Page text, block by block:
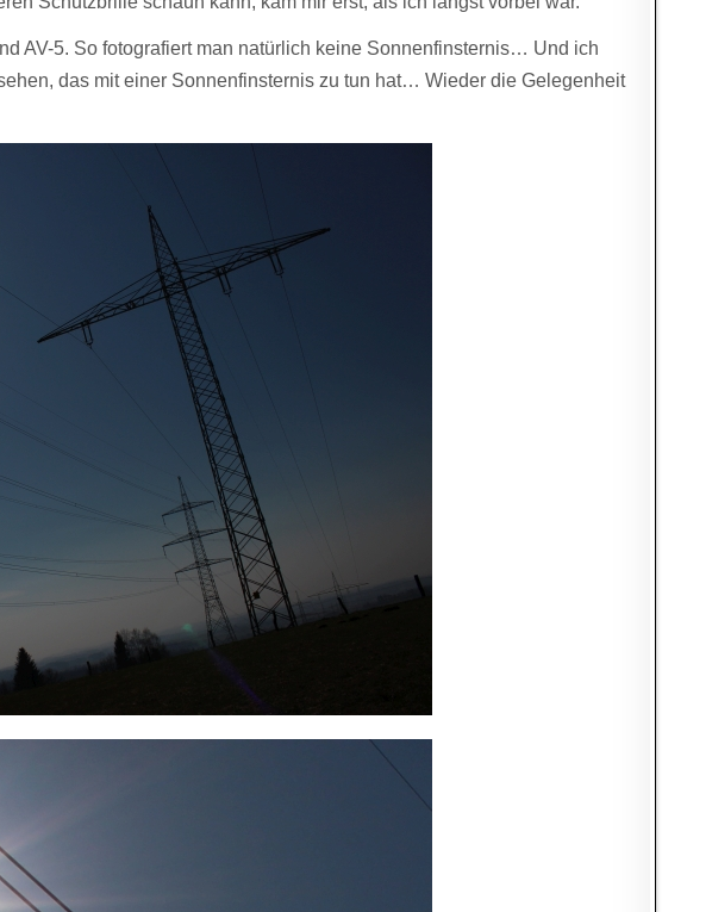
AV-5. So fotografiert man natürlich keine Sonnenfinsternis… Und ich
das mit einer Sonnenfinsternis zu tun hat… Wieder die Gelegenheit